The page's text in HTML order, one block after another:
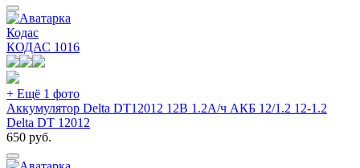
Кодас
КОДАС 1016
+ Ещё 1 фото
Аккумулятор Delta DT12012 12В 1.2А/ч АКБ 12/1.2 12-1.2
Delta DT 12012
650 руб.